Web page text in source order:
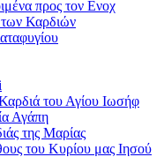
προς τον Ενοχ
των Καρδιών
του Αγίου Ιωσήφ
Αγάπη
της Μαρίας
του Κυρίου μας Ιησού